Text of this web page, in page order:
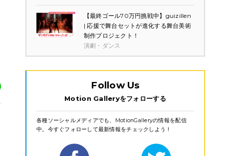
【最終ゴール70万円挑戦中】guizillen
| 応援で舞台セットが進化する舞台美術
制作プロジェクト！
演劇・ダンス
Follow Us
Motion Galleryをフォローする
各種ソーシャルメディアでも、MotionGalleryの情報を配信
中。今すぐフォローして最新情報をチェックしよう！